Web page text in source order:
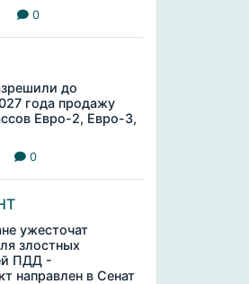
0
до
года продажу
Евро-2, Евро-3,
0
ужесточат
злостных
ПДД -
направлен в Сенат